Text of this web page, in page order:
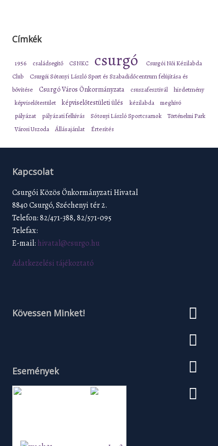
Címkék
1956 családsegítő CSNKC csurgó
Csurgói Női Kézilabda
Club
Csurgói Sótonyi László Sport és Szabadidőcentrum felújítása és
bővítése
Csurgó Város Önkormányzata csuszafesztivál hirdetmény
képviselőtestület képviselőtestületi ülés kézilabda meghívó
pályázat pályázati felhívás Sótonyi László Sportcsarnok
Történelmi Park
Városi Uszoda
Állásajánlat Értesítés
Kapcsolat
Csurgói Közös Önkormányzati Hivatal
8840 Csurgó, Széchenyi tér 2.
Telefon: 82/471-388, 82/571-095
Telefax:
E-mail: hivatal@csurgo.hu
Adatkezelési tájékoztató
Kövessen Minket!
Események